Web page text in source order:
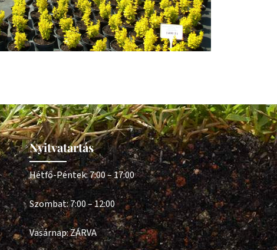
Nyitvatartás
Hétfő-Péntek: 7:00 – 17:00
Szombat: 7:00 – 12:00
Vasárnap: ZÁRVA